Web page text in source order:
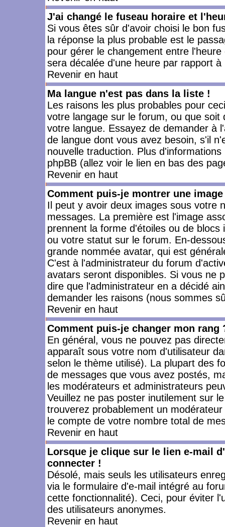
J'ai changé le fuseau horaire et
Si vous êtes sûr d'avoir choisi le bon
la réponse la plus probable est le
pour gérer le changement entre
sera décalée d'une heure par rapport à
Revenir en haut
Ma langue n'est pas dans la liste !
Les raisons les plus probables pour
votre langage sur le forum, ou que
votre langue. Essayez de demander à
de langue dont vous avez besoin, s'il
nouvelle traduction. Plus
phpBB (allez voir le lien en bas des
Revenir en haut
Comment puis-je montrer une
Il peut y avoir deux images sous votre
messages. La première est l'image
prennent la forme d'étoiles ou de
ou votre statut sur le forum. En-
grande nommée avatar, qui est
C'est à l'administrateur du forum
avatars seront disponibles. Si vous ne
dire que l'administrateur en a décidé
demander les raisons (nous sommes
Revenir en haut
Comment puis-je changer mon rang
En général, vous ne pouvez pas
apparaît sous votre nom d'utilisateur
selon le thème utilisé). La plupart des
de messages que vous avez postés,
les modérateurs et administrateurs
Veuillez ne pas poster inutilement sur
trouverez probablement un
le compte de votre nombre total de
Revenir en haut
Lorsque je clique sur le lien e-mail
connecter !
Désolé, mais seuls les utilisateurs
via le formulaire d'e-mail intégré au
cette fonctionnalité). Ceci, pour éviter
des utilisateurs anonymes.
Revenir en haut